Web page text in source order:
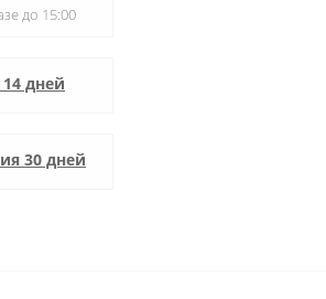
до 15:00
дней
30 дней